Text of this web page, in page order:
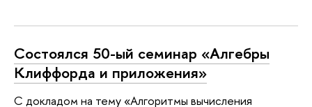
Состоялся 50-ый семинар «Алгебры
Клиффорда и приложения»
С докладом на тему «Алгоритмы вычисления